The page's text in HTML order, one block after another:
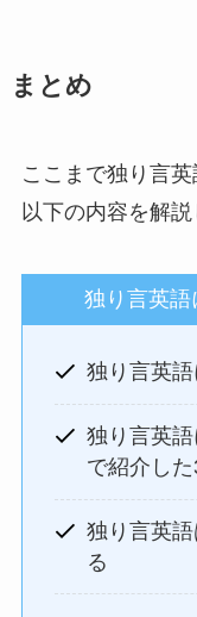
まとめ
ここまで独り言
以下の内容を解説
独り言英語
独り言英
独り言英
で紹介し
独り言英
る